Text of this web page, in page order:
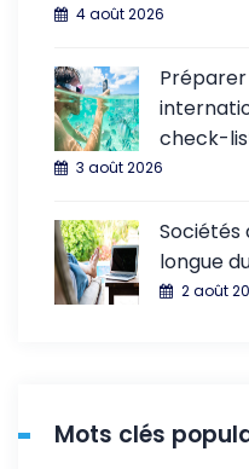
4 août 2026
check-
3 août 2026
Sociétés
longue
2 août
Mots clés